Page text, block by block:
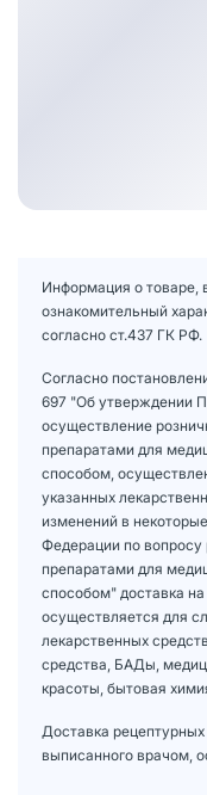
Информация о товаре,
ознакомительный
согласно ст.437 ГК РФ.
Согласно
697 "Об утверждении
осуществление
препаратами для
способом,
указанных
изменений в
Федерации по вопросу
препаратами для
способом" доставка
осуществляется для
лекарственных
средства, БАДы,
красоты, бытовая
Доставка
выписанного врачом,